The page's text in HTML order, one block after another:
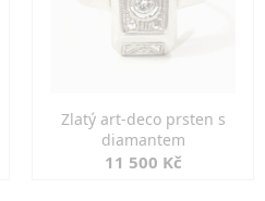
Zlatý art-deco prsten s
diamantem
11 500 Kč